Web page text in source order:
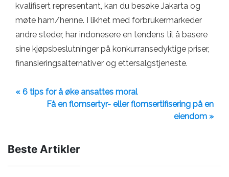
kvalifisert representant, kan du besøke Jakarta og
møte ham/henne. I likhet med forbrukermarkeder
andre steder, har indonesere en tendens til å basere
sine kjøpsbeslutninger på konkurransedyktige priser,
finansieringsalternativer og ettersalgstjeneste.
« 6 tips for å øke ansattes moral
Få en flomsertyr- eller flomsertifisering på en
eiendom »
Beste Artikler